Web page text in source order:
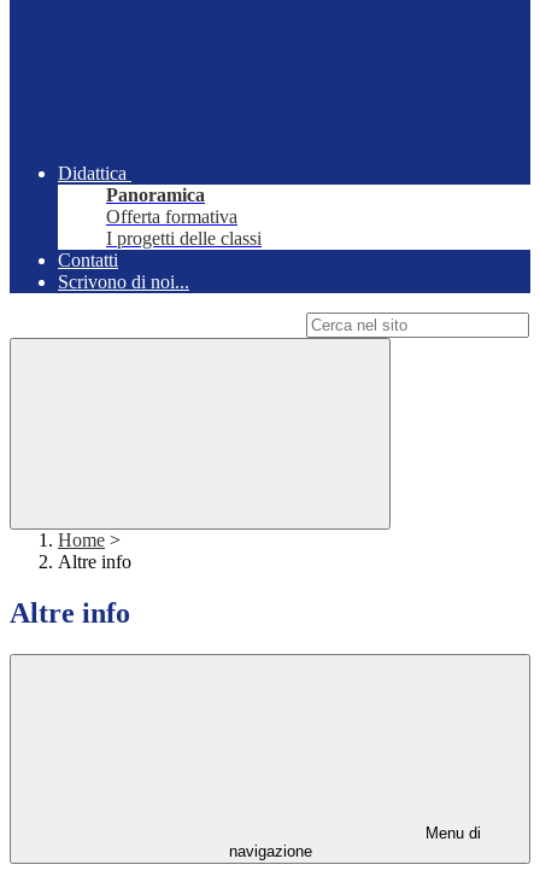
Didattica
Panoramica
Offerta formativa
I progetti delle classi
Contatti
Scrivono di noi...
Home >
Altre info
Altre info
Menu di
navigazione